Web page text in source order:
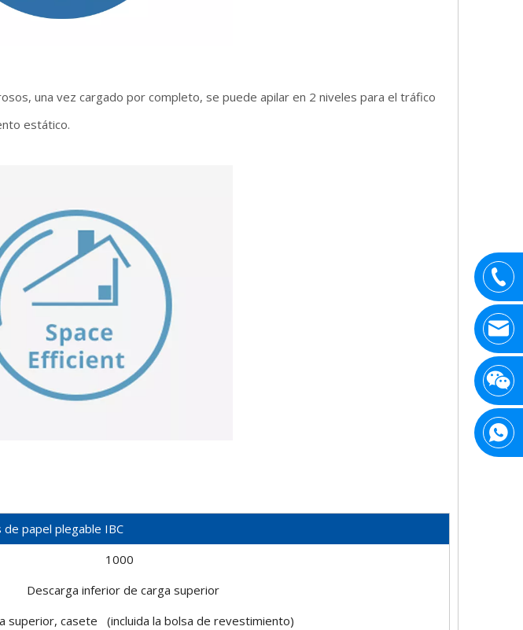
una vez cargado por completo, se puede apilar en 2 niveles para el tráfico
estático.
de papel plegable IBC
1000
Descarga inferior de carga superior
superior, casete (incluida la bolsa de revestimiento)